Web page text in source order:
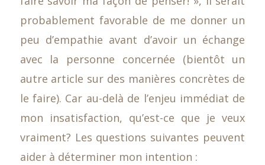
probablement favorable de me donner un
peu d’empathie avant d’avoir un échange
avec la personne concernée (bientôt un
autre article sur des manières concrètes de
le faire). Car au-delà de l’enjeu immédiat de
mon insatisfaction, qu’est-ce que je veux
vraiment? Les questions suivantes peuvent
aider à déterminer mon intention :